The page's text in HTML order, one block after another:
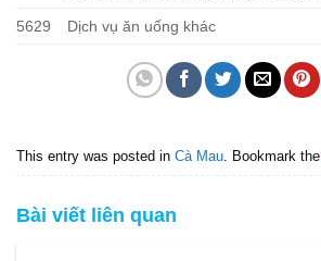
5629 Dịch vụ ăn uống khác
This entry was posted in Cà Mau . Bookmark the
Bài viết liên quan